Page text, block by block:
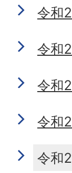
令和
令和
令和
令和
令和